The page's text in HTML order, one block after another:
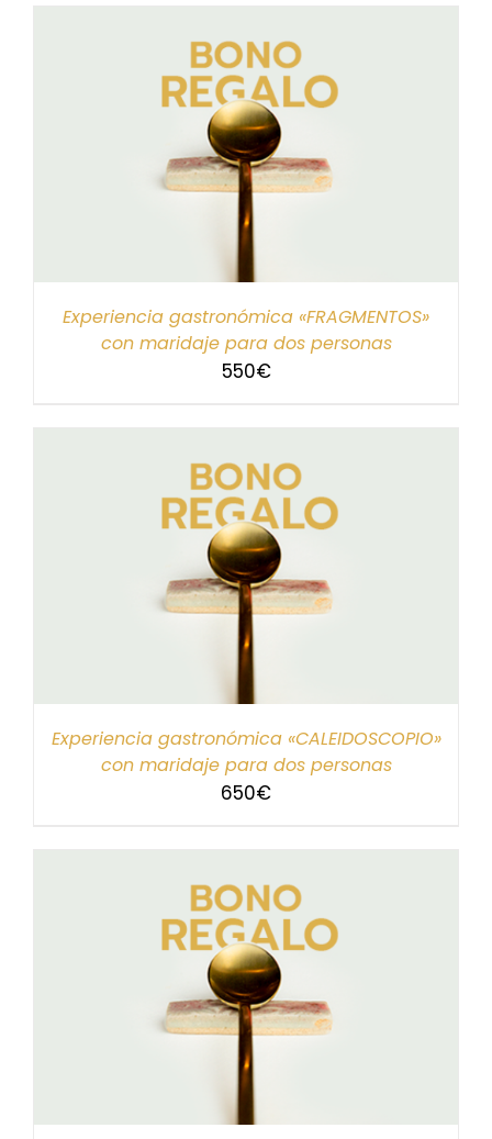
Experiencia gastronómica «FRAGMENTOS»
con maridaje para dos personas
550€
Experiencia gastronómica «CALEIDOSCOPIO»
con maridaje para dos personas
650€